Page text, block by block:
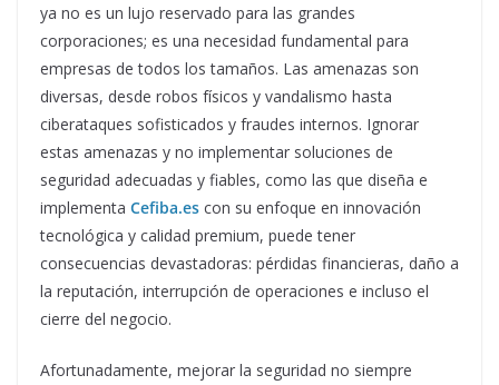
ya no es un lujo reservado para las grandes
corporaciones; es una necesidad fundamental para
empresas de todos los tamaños. Las amenazas son
diversas, desde robos físicos y vandalismo hasta
ciberataques sofisticados y fraudes internos. Ignorar
estas amenazas y no implementar soluciones de
seguridad adecuadas y fiables, como las que diseña e
implementa Cefiba.es con su enfoque en innovación
tecnológica y calidad premium, puede tener
consecuencias devastadoras: pérdidas financieras, daño a
la reputación, interrupción de operaciones e incluso el
cierre del negocio.
Afortunadamente, mejorar la seguridad no siempre